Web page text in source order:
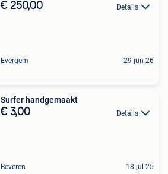
€ 250,00 Details
Evergem 29 jun 26
Surfer handgemaakt
€ 3,00 Details
Beveren 18 jul 25